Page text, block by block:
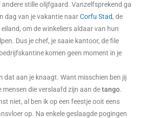
andere stille olijfgaard. Vanzelfsprekend ga
dag van je vakantie naarCorfu Stad, de
om de winkeliers aldaar van hun
Dus je chef, je saaie kantoor, de file
komen geen moment in je
dat aan je knaagt. Want misschien ben jij
mensen die verslaafd zijn aan detango.
niet, al ben ik op een feestje ooit eens
op. Na enkele geslaagde pogingen